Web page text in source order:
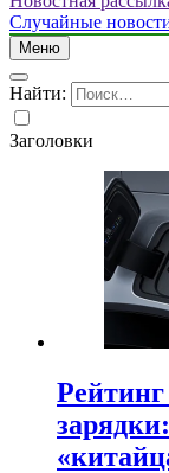
Случайные
Меню
Найти:
Заголовки
Рейтинг